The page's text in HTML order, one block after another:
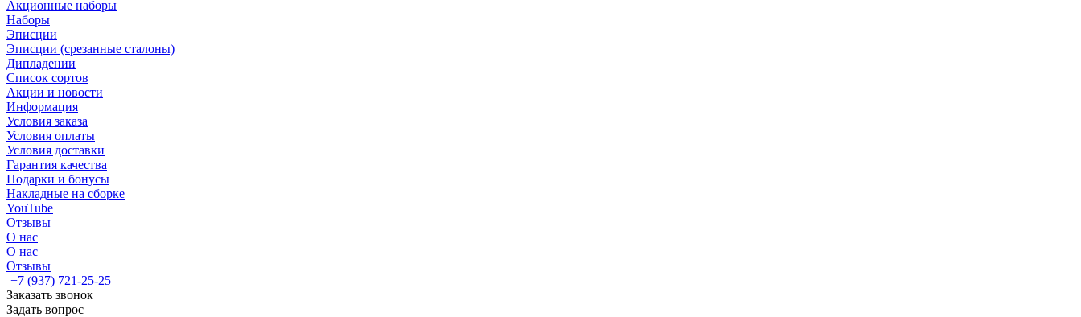
Акционные наборы
Наборы
Эписции
Эписции (срезанные сталоны)
Дипладении
Список сортов
Акции и новости
Информация
Условия заказа
Условия оплаты
Условия доставки
Гарантия качества
Подарки и бонусы
Накладные на сборке
YouTube
Отзывы
О нас
О нас
Отзывы
+7 (937) 721-25-25
Заказать звонок
Задать вопрос